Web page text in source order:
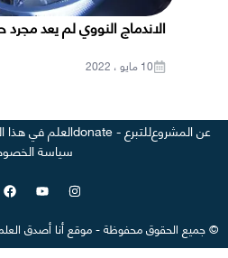
الاندماج النووي لم يعد مجرد
10 مايو ، 2022
عن المشروعللتبرع - donate العلم في هذا
سياسة
©جميع الحقوق محفوظة-موقع أنا أصدق